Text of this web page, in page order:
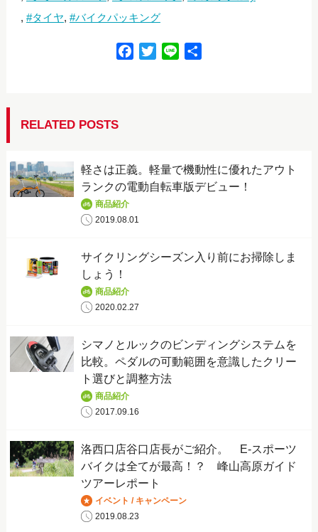
タイヤ
バイクパッキング
k
RELATED POSTS
軽さは正義。軽量で機動性に優れたアウト
ランクの電動自転車版デビュー！
商品紹介
2019.08.01
サイクリングシーズン入り前にお掃除しま
しょう！
商品紹介
2020.02.27
シマノとルックのビンディングシステムを
比較。ペダルの可動範囲を意識したクリー
ト選びと調整方法
商品紹介
2017.09.16
洛西口店谷口店長がご紹介。 E-スポーツ
バイクは全てが最高！？ 峰山高原ガイド
ツアーレポート
イベント / キャンペーン
2019.08.23